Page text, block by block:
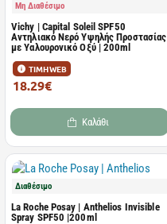
Μη Διαθέσιμο
Vichy | Capital Soleil SPF50
Αντηλιακό Νερό Υψηλής Προστασίας
με Υαλουρονικό Οξύ | 200ml
ΤΙΜΗ WEB
18.29€
Καλάθι
Διαθέσιμο
La Roche Posay | Anthelios Invisible
Spray SPF50 |200ml